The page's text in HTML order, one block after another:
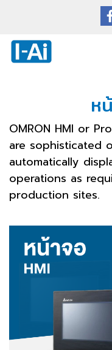
ห
OMRON HMI or
are sophisticated
automatically
operations as
production sites.